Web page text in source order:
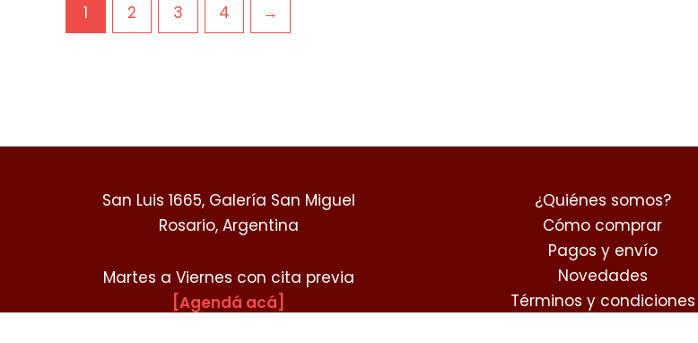
1 2 3 4 →
San Luis 1665, Galería San Miguel
Rosario, Argentina
Martes a Viernes con cita previa
[Agendá acá]
¿Quiénes somos?
Cómo comprar
Pagos y envío
Novedades
Términos y condiciones